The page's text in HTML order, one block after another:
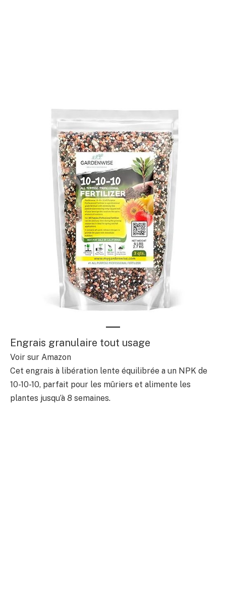
Engrais granulaire tout usage
Voir sur Amazon
Cet engrais à libération lente équilibrée a un NPK de
10-10-10, parfait pour les mûriers et alimente les
plantes jusqu’à 8 semaines.